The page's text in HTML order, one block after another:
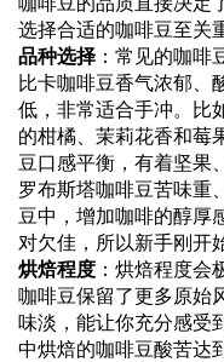
选择合适的咖啡豆至关
品种选择 ：常见的咖
比卡咖啡豆香气浓郁、
低，非常适合手冲。比
的柑橘、茉莉花香和莓
豆口感平衡，有着坚果
罗布斯塔咖啡豆苦味重
豆中，增加咖啡的醇厚
对欠佳，所以新手刚开
烘焙程度 ：烘焙程度
咖啡豆保留了更多原始
味淡，能让你充分感受
中烘焙的咖啡豆酸苦达